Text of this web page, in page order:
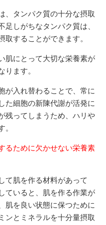
、タンパク質の十分な摂取
足しがちなタンパク質は、
することができます。
肌にとって大切な栄養素が
ります。
が入れ替わることで、常に
た細胞の新陳代謝が活発に
残ってしまうため、ハリや
。
るために欠かせない栄養素
て肌を作る材料があって
ていると、肌を作る作業が
肌を良い状態に保つために
ンとミネラルを十分量摂取